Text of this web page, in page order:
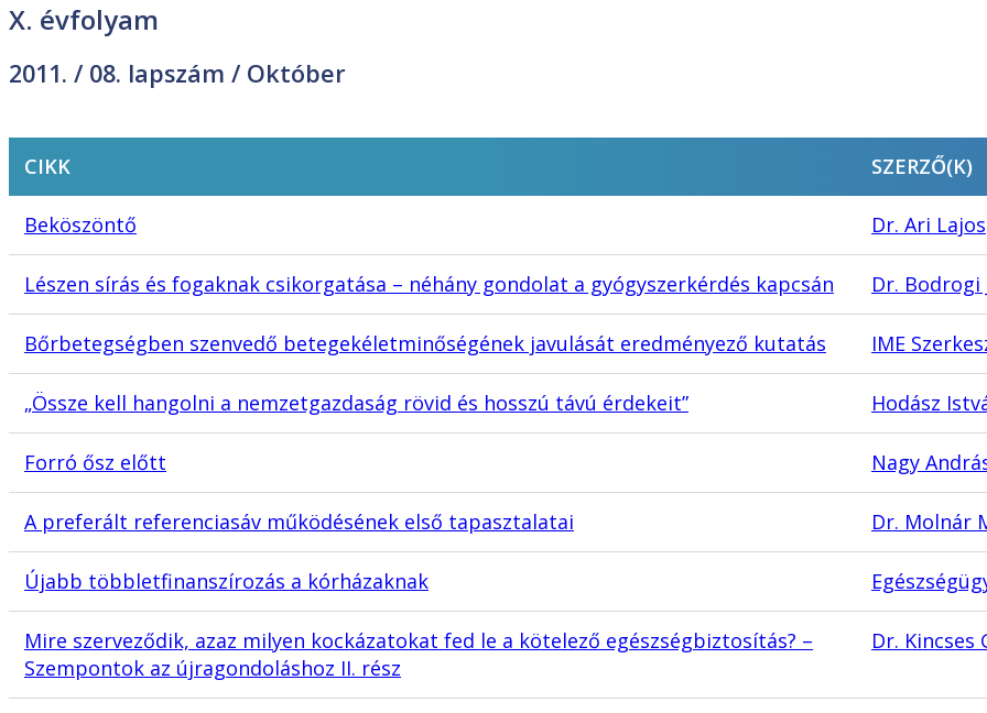
X. évfolyam
2011. / 08. lapszám / Október
CIKK SZERZŐ(K)
Beköszöntő Dr. Ari Lajos
Lészen sírás és fogaknak csikorgatása – néhány gondolat a gyógyszerkérdés kapcsán Dr. Bodrogi
Bőrbetegségben szenvedő betegekéletminőségének javulását eredményező kutatás IME
„Össze kell hangolni a nemzetgazdaság rövid és hosszú távú érdekeit” Hodász
Forró ősz előtt Nagy
A preferált referenciasáv működésének első tapasztalatai Dr. Molnár
Újabb többletfinanszírozás a kórházaknak
Mire szerveződik, azaz milyen kockázatokat fed le a kötelező egészségbiztosítás? –
Szempontok az újragondoláshoz II. rész
Dr. Kincses